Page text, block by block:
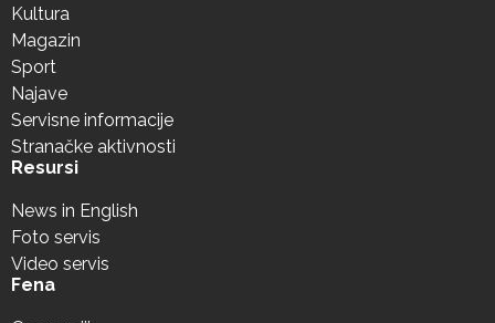
Kultura
Magazin
Sport
Najave
Servisne informacije
Stranačke aktivnosti
Resursi
News in English
Foto servis
Video servis
Fena